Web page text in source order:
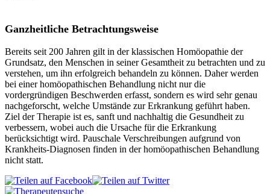
Ganzheitliche Betrachtungsweise
Bereits seit 200 Jahren gilt in der klassischen Homöopathie der
Grundsatz, den Menschen in seiner Gesamtheit zu betrachten und zu
verstehen, um ihn erfolgreich behandeln zu können. Daher werden
bei einer homöopathischen Behandlung nicht nur die
vordergründigen Beschwerden erfasst, sondern es wird sehr genau
nachgeforscht, welche Umstände zur Erkrankung geführt haben.
Ziel der Therapie ist es, sanft und nachhaltig die Gesundheit zu
verbessern, wobei auch die Ursache für die Erkrankung
berücksichtigt wird. Pauschale Verschreibungen aufgrund von
Krankheits-Diagnosen finden in der homöopathischen Behandlung
nicht statt.